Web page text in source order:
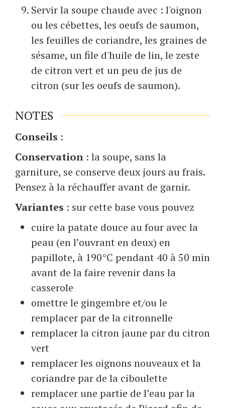
Servir la soupe chaude avec : l'oignon
ou les cébettes, les oeufs de saumon,
les feuilles de coriandre, les graines de
sésame, un file d'huile de lin, le zeste
de citron vert et un peu de jus de
citron (sur les oeufs de saumon).
NOTES
Conseils :
Conservation : la soupe, sans la
garniture, se conserve deux jours au frais.
Pensez à la réchauffer avant de garnir.
Variantes : sur cette base vous pouvez
cuire la patate douce au four avec la
peau (en l’ouvrant en deux) en
papillote, à 190°C pendant 40 à 50 min
avant de la faire revenir dans la
casserole
omettre le gingembre et/ou le
remplacer par de la citronnelle
remplacer la citron jaune par du citron
vert
remplacer les oignons nouveaux et la
coriandre par de la ciboulette
remplacer une partie de l’eau par la